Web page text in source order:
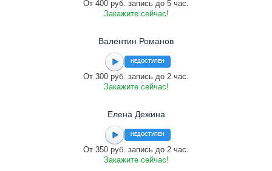
От 400 руб. запись до 5 час.
Закажите сейчас!
Валентин Романов
НЕДОСТУПЕН
От 300 руб. запись до 2 час.
Закажите сейчас!
Елена Дежина
НЕДОСТУПЕН
От 350 руб. запись до 2 час.
Закажите сейчас!